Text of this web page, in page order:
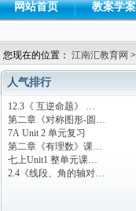
网站首页 教案学案
您现在的位置： 江南汇教育网
人气排行
12.3《 互逆命题》 …
第二章《对称图形-圆…
7A Unit 2 单元复习
第二章《有理数》课…
七上Unit1 整单元课…
2.4《线段、角的轴对…